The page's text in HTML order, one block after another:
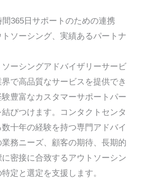
365日サポートのための連携
ソーシング、実績あるパートナ
ーシングアドバイザリーサービ
で高品質なサービスを提供でき
豊富なカスタマーサポートパー
結びつけます。コンタクトセンタ
十年の経験を持つ専門アドバイ
務ニーズ、顧客の期待、長期的
密接に合致するアウトソーシン
定と選定を支援します。